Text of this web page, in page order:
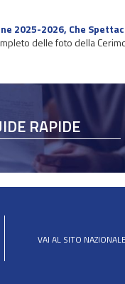
2025-2026, Che
delle foto della
RAPIDE
VAI AL SITO NAZIONALE